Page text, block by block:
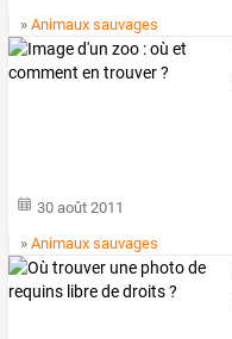
»Animaux sauvages
30 août 2011
»Animaux sauvages